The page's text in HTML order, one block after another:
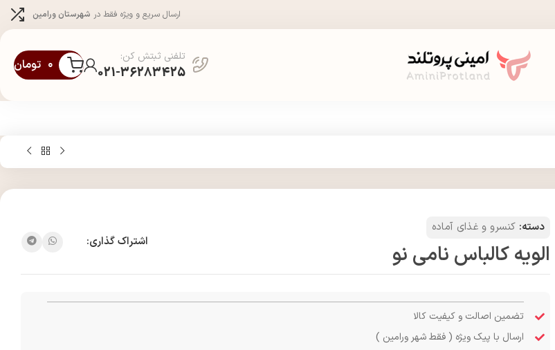
ارسال سریع و ویژه فقط در شهرستان ورامین
تلفنی ثبتش کن:
021-36283425 ۰ تومان
دسته: کنسرو و غذای آماده
الویه کالباس نامی نو اشتراک گذاری:
تضمین اصالت و کیفیت کالا
ارسال با پیک ویژه ( فقط شهر ورامین )